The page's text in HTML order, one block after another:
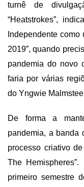
turnê de
“Heatstrokes”,
Independente
2019”, quando
pandemia do novo
faria por várias
do Yngwie
De forma a
pandemia, a banda
processo criativo
The
primeiro semestre